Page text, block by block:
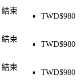
結束
TWD$980
結束
TWD$980
結束
TWD$980